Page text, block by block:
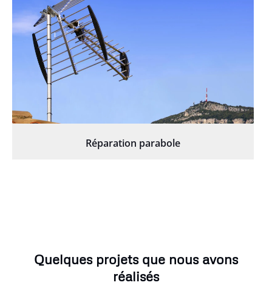
Réparation parabole
Quelques projets que nous avons
réalisés